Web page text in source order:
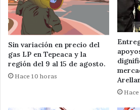
Sin variación en precio del
gas LP en Tepeaca y la
región del 9 al 15 de agosto.
Hace 10 horas